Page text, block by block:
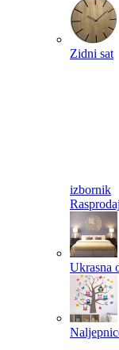
Zidni sat
izbornik
Ukrasna